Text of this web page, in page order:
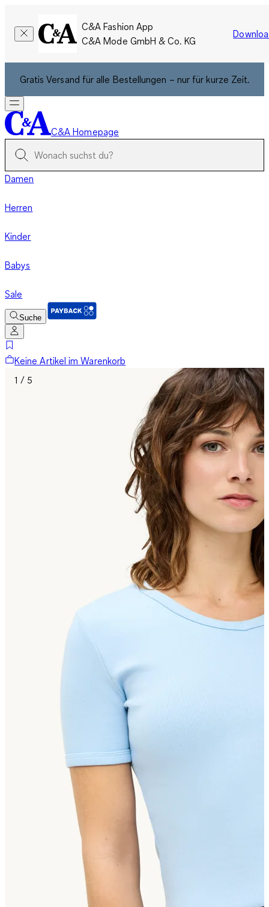
C&A Fashion App
C&A Mode GmbH & Co. KG
Gratis Versand für alle Bestellungen – nur für kurze Zeit.
C&A Homepage
Damen
Herren
Kinder
Babys
Sale
Suche
Keine Artikel im Warenkorb
1 / 5